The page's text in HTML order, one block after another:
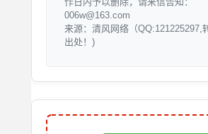
006w@163.com
来源：清风网络（QQ:121225297,
出处！)